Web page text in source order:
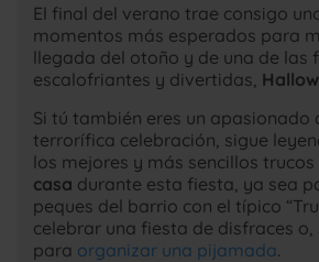
El final del verano trae consigo
momentos más esperados para
llegada del otoño y de una de las
escalofriantes y divertidas,
Si tú también eres un apasionado
terrorífica celebración, sigue
los mejores y más sencillos
casa durante esta fiesta, ya sea
peques del barrio con el típico
celebrar una fiesta de disfraces o,
para organizar una pijamada.